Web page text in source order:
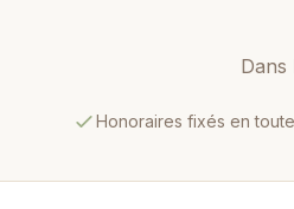
Honoraires fixés en